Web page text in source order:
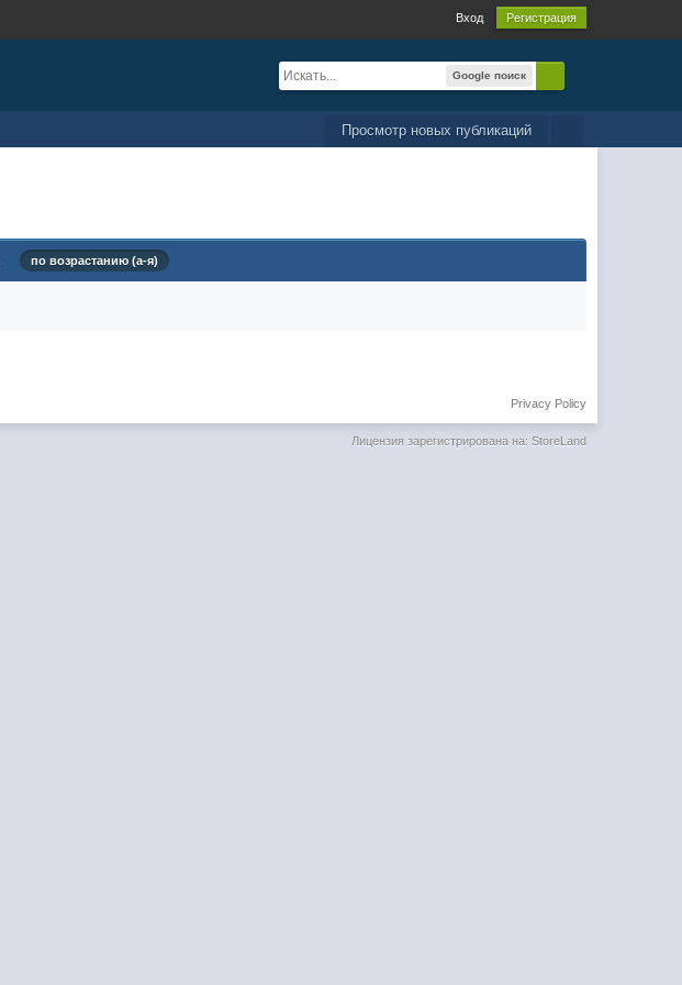
Вход Регистрация
Google поиск
Просмотр новых публикаций
по возрастанию (а-я)
Privacy Policy
Лицензия зарегистрирована на: StoreLand